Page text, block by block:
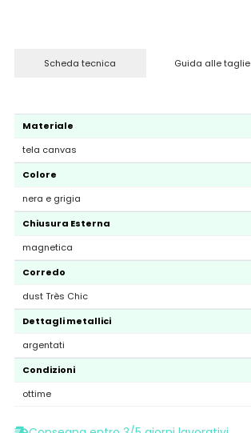
Scheda tecnica Guida alle taglie
Materiale
tela canvas
Colore
nera e grigia
Chiusura Esterna
magnetica
Corredo
dust Très Chic
Dettagli metallici
argentati
Condizioni
ottime